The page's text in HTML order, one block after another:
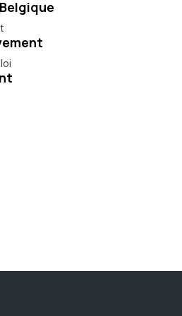
Belgique